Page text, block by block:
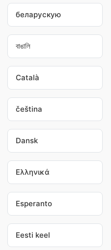
беларускую
বাঙালি
Català
čeština
Dansk
Ελληνικά
Esperanto
Eesti keel